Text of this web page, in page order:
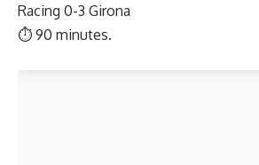
Racing 0-3 Girona
⏱ 90 minutes.